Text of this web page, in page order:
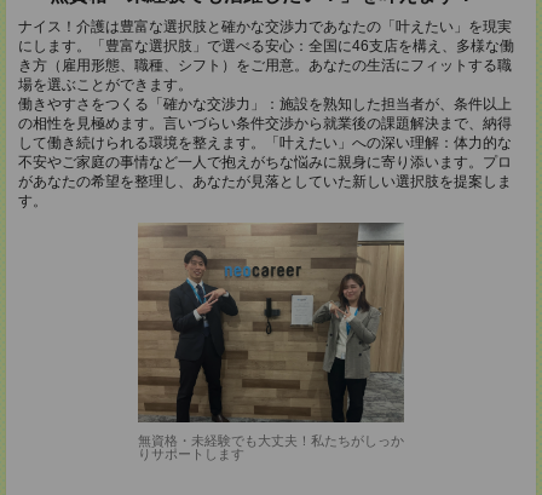
ナイス！介護は豊富な選択肢と確かな交渉力であなたの「叶えたい」を現実
にします。「豊富な選択肢」で選べる安心：全国に46支店を構え、多様な働
き方（雇用形態、職種、シフト）をご用意。あなたの生活にフィットする職
場を選ぶことができます。
働きやすさをつくる「確かな交渉力」：施設を熟知した担当者が、条件以上
の相性を見極めます。言いづらい条件交渉から就業後の課題解決まで、納得
して働き続けられる環境を整えます。「叶えたい」への深い理解：体力的な
不安やご家庭の事情など一人で抱えがちな悩みに親身に寄り添います。プロ
があなたの希望を整理し、あなたが見落としていた新しい選択肢を提案しま
す。
無資格・未経験でも大丈夫！私たちがしっか
りサポートします